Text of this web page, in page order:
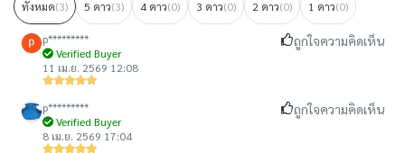
ทั้งหมด(3) 5 ดาว(3) 4 ดาว(0) 3 ดาว(0) 2 ดาว(0) 1 ดาว(0)
p*********
Verified Buyer
11 เม.ย. 2569 12:08
ถูกใจความคิดเห็น
p*********
Verified Buyer
8 เม.ย. 2569 17:04
ถูกใจความคิดเห็น